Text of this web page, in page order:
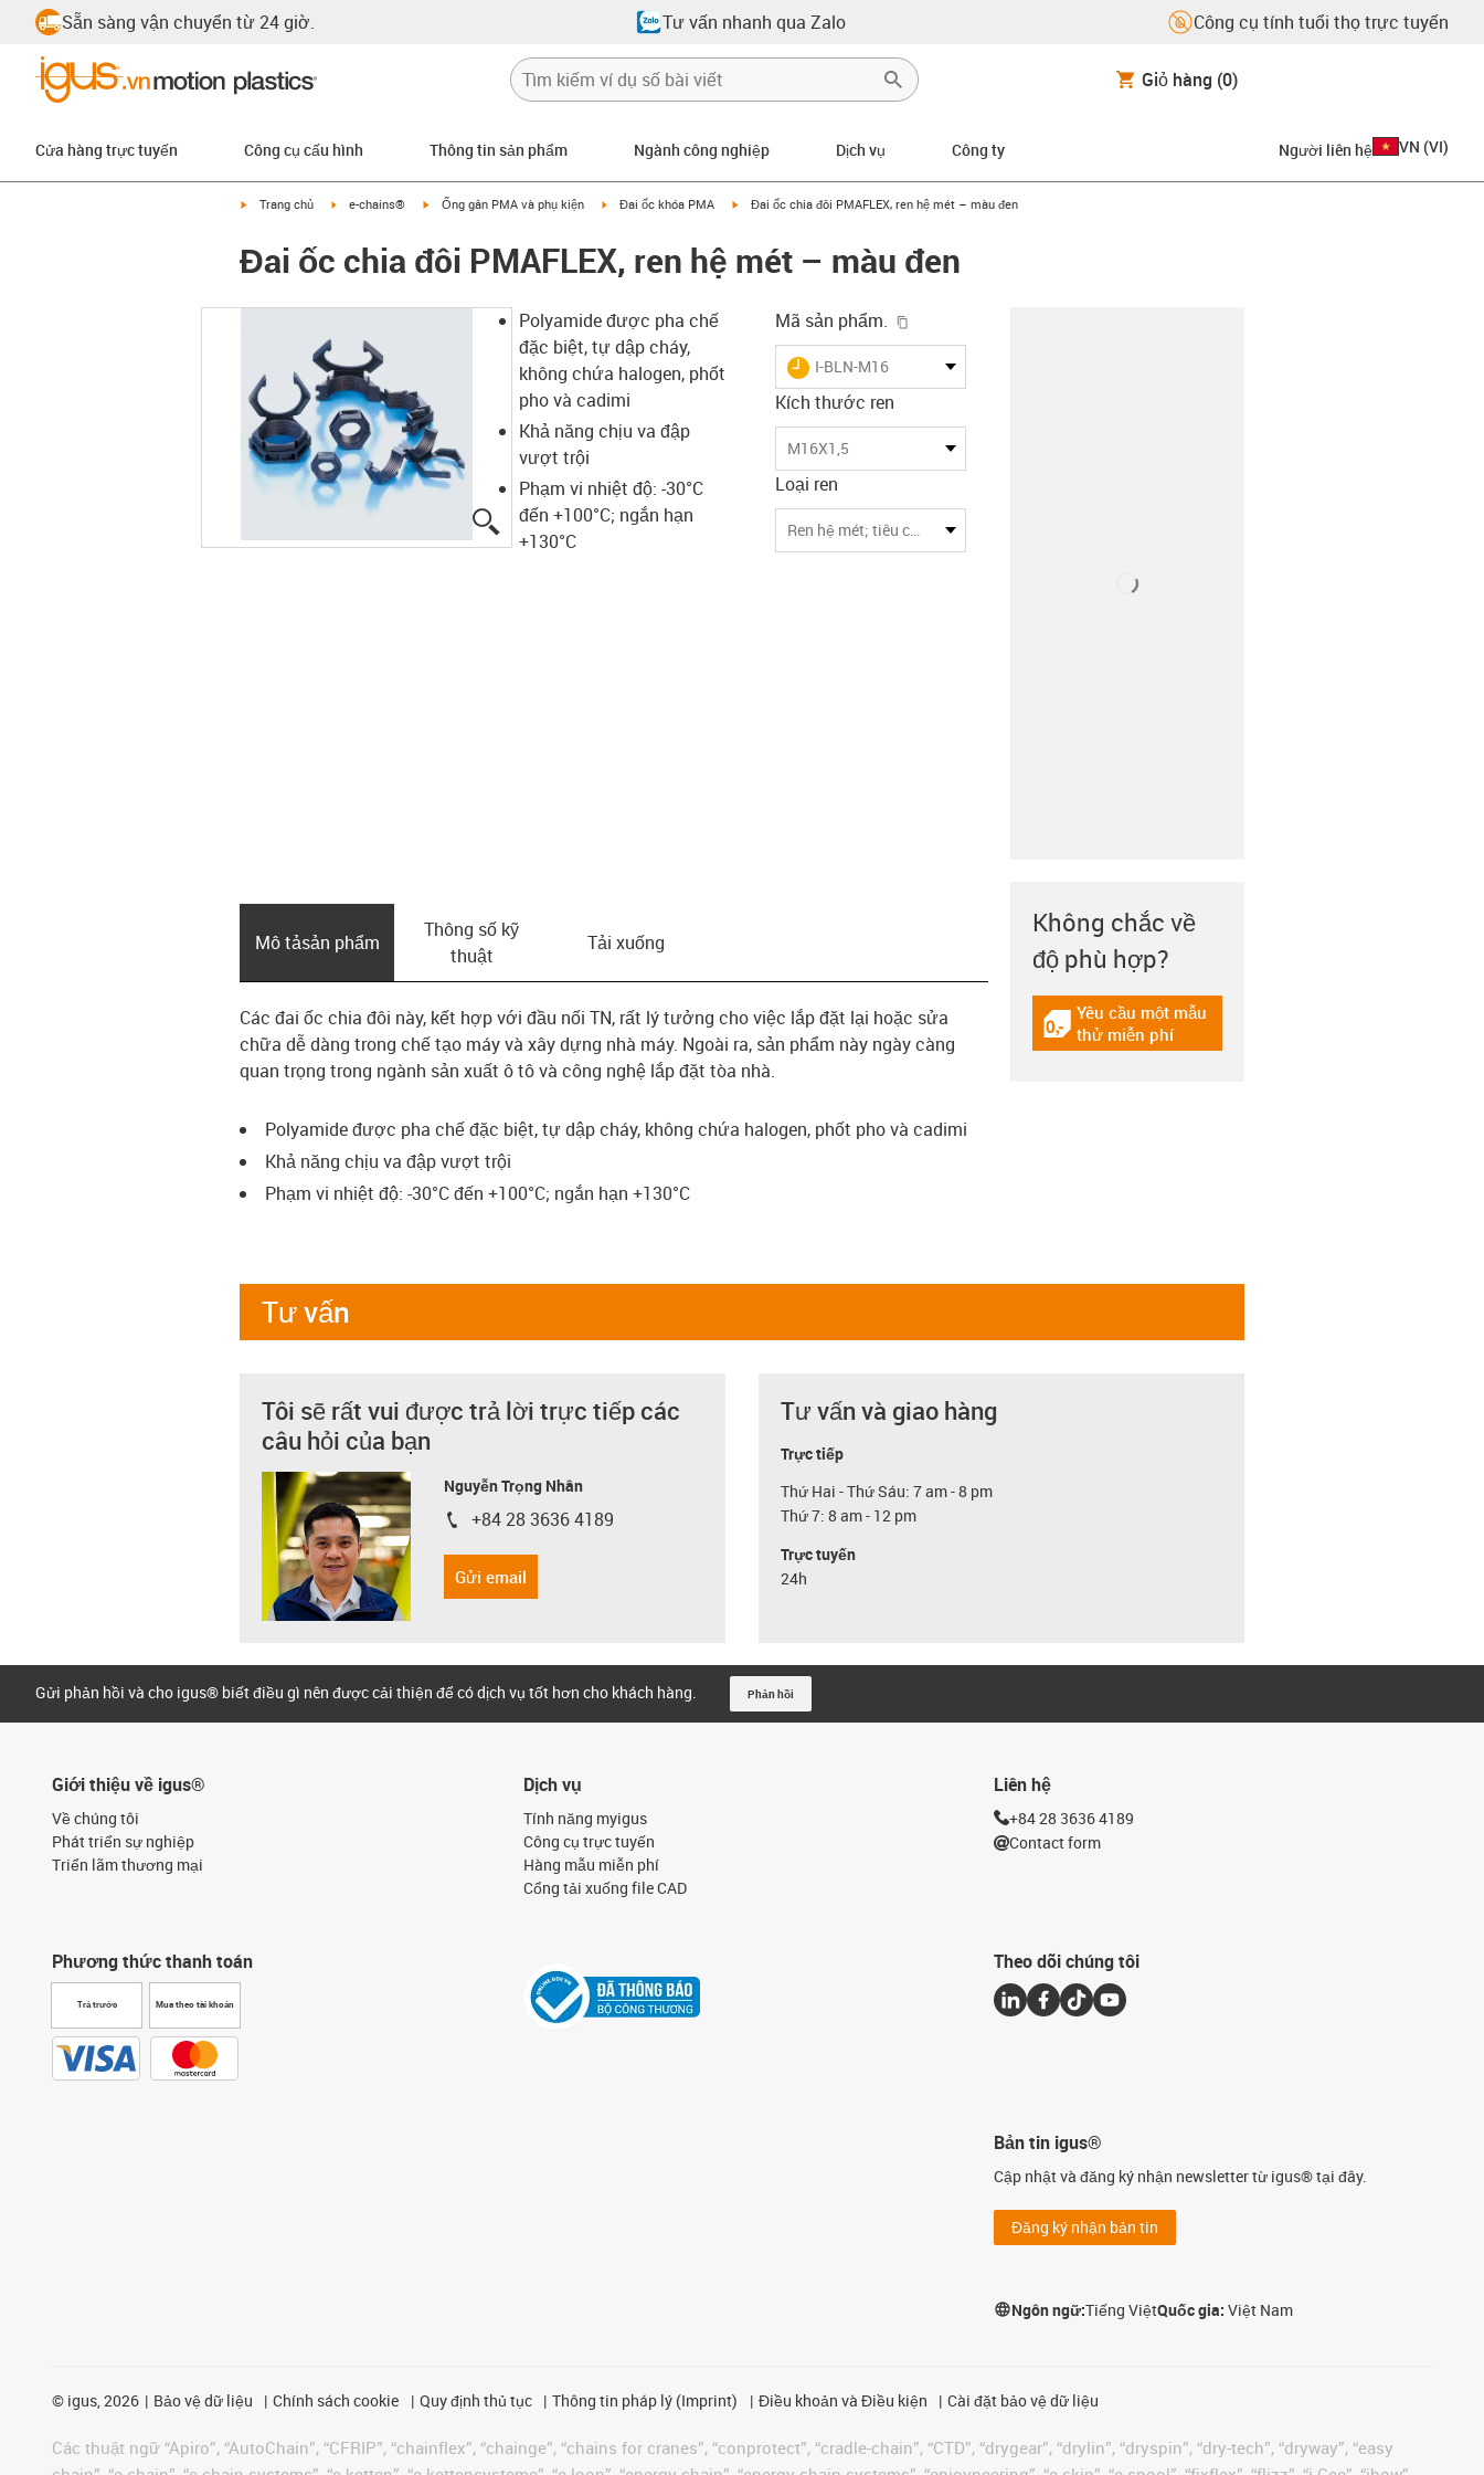
Sẵn sàng vận chuyển từ 24 giờ. Tư vấn nhanh qua Zalo Công cụ tính tuổi thọ trực tuyến
Giỏ hàng (0)
Cửa hàng trực tuyến Công cụ cấu hình Thông tin sản phẩm Ngành công nghiệp Dịch vụ Công ty Người liên hệ VN (VI)
igus-icon-arrow-right
Trang chủ igus-icon-arrow-right
e-chains® igus-icon-arrow-right
Ống gân PMA và phụ kiện igus-icon-arrow-right
Đai ốc khóa PMA igus-icon-arrow-right
Đai ốc chia đôi PMAFLEX, ren hệ mét – màu đen
Đai ốc chia đôi PMAFLEX, ren hệ mét – màu đen
igus-icon-lupe
Polyamide được pha chế
đặc biệt, tự dập cháy,
không chứa halogen, phốt
pho và cadimi
Khả năng chịu va đập
vượt trội
Phạm vi nhiệt độ: -30°C
đến +100°C; ngắn hạn
+130°C
Mã sản phẩm.
igus-icon-lieferzeit
I-BLN-M16
Kích thước ren
M16X1,5
Loại ren
Ren hệ mét; tiêu chuẩn cho khả năng tương thích cao nhất
Mô tả­sản phẩm
Thông số kỹ
thuật
Tải xuống
Các đai ốc chia đôi này, kết hợp với đầu nối TN, rất lý tưởng cho việc lắp đặt lại hoặc sửa
chữa dễ dàng trong chế tạo máy và xây dựng nhà máy. Ngoài ra, sản phẩm này ngày càng
quan trọng trong ngành sản xuất ô tô và công nghệ lắp đặt tòa nhà.
Polyamide được pha chế đặc biệt, tự dập cháy, không chứa halogen, phốt pho và cadimi
Khả năng chịu va đập vượt trội
Phạm vi nhiệt độ: -30°C đến +100°C; ngắn hạn +130°C
Không chắc về
độ phù hợp?
igus-icon-gratismuster
Yêu cầu một mẫu
thử miễn phí
Tư vấn
Tôi sẽ rất vui được trả lời trực tiếp các
câu hỏi của bạn
Nguyễn Trọng Nhân
igus-icon-phone
+84 28 3636 4189
Gửi email
Tư vấn và giao hàng
Trực tiếp
Thứ Hai - Thứ Sáu: 7 am - 8 pm
Thứ 7: 8 am - 12 pm
Trực tuyến
24h
Gửi phản hồi và cho igus® biết điều gì nên được cải thiện để có dịch vụ tốt hơn cho khách hàng. Phản hồi
Giới thiệu về igus®
Về chúng tôi
Phát triển sự nghiệp
Triển lãm thương mại
Phương thức thanh toán
Trả trước Mua theo tài khoản
Dịch vụ
Tính năng myigus
Công cụ trực tuyến
Hàng mẫu miễn phí
Cổng tải xuống file CAD
Liên hệ
+84 28 3636 4189
Contact form
Theo dõi chúng tôi
Bản tin igus®
Cập nhật và đăng ký nhận newsletter từ igus® tại đây.
Đăng ký nhận bản tin
Ngôn ngữ:Tiếng ViệtQuốc gia:Việt Nam
© igus, 2026 Bảo vệ dữ liệu Chính sách cookie Quy định thủ tục Thông tin pháp lý (Imprint) Điều khoản và Điều kiện Cài đặt bảo vệ dữ liệu
Các thuật ngữ “Apiro”, “AutoChain”, “CFRIP”, “chainflex”, “chainge”, “chains for cranes”, “conprotect”, “cradle-chain”, “CTD”, “drygear”, “drylin”, “dryspin”, “dry-tech”, “dryway”, “easy